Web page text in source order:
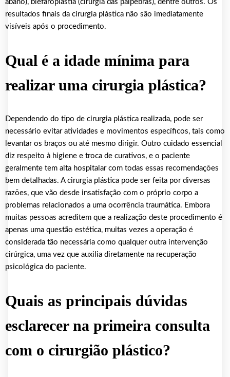
abano), blefaroplastia (cirurgia das pálpebras), dentre outros. Os
resultados finais da cirurgia plástica não são imediatamente
visíveis após o procedimento.
Qual é a idade mínima para
realizar uma cirurgia plástica?
Dependendo do tipo de cirurgia plástica realizada, pode ser
necessário evitar atividades e movimentos específicos, tais como
levantar os braços ou até mesmo dirigir. Outro cuidado essencial
diz respeito à higiene e troca de curativos, e o paciente
geralmente tem alta hospitalar com todas essas recomendações
bem detalhadas. A cirurgia plástica pode ser feita por diversas
razões, que vão desde insatisfação com o próprio corpo a
problemas relacionados a uma ocorrência traumática. Embora
muitas pessoas acreditem que a realização deste procedimento é
apenas uma questão estética, muitas vezes a operação é
considerada tão necessária como qualquer outra intervenção
cirúrgica, uma vez que auxilia diretamente na recuperação
psicológica do paciente.
Quais as principais dúvidas
esclarecer na primeira consulta
com o cirurgião plástico?